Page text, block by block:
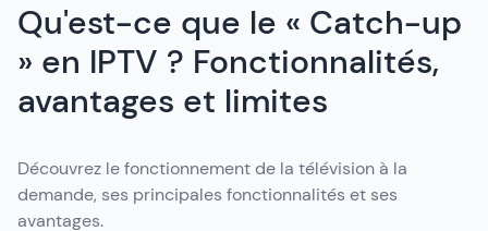
Qu'est-ce que le « Catch-up
» en IPTV ? Fonctionnalités,
avantages et limites
Découvrez le fonctionnement de la télévision à la
demande, ses principales fonctionnalités et ses
avantages.